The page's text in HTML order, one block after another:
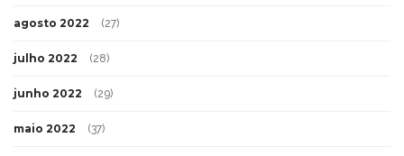
agosto 2022 (27)
julho 2022 (28)
junho 2022 (29)
maio 2022 (37)